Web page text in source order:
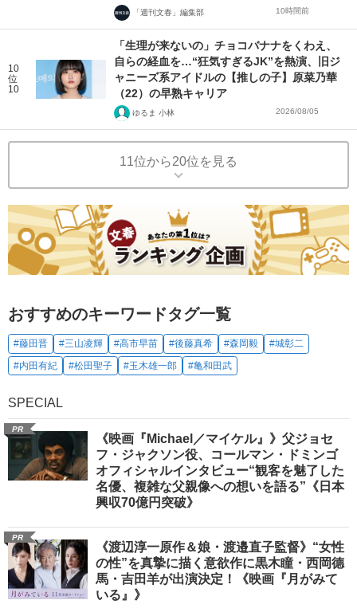
「週刊文春」編集部 10時間前
10
位
10
「生理が来ないの」チョコバナナをくわえ、
自らの経血を…“狂気すぎるJK”を熱演、旧ジ
ャニーズ系アイドルの【推しの子】原菜乃華
（22）の早熟キャリア
ゆるま 小林 2026/08/05
11位から20位を見る
おすすめのキーワードタグ一覧
#藤田晋 #三山凌輝 #高市早苗 #後藤真希 #森岡毅
#城彰二
#内田有紀
#松田聖子 #玉木雄一郎 #亀和田武
SPECIAL
PR
《映画『Michael／マイケル』》父ジョセ
フ・ジャクソン役、コールマン・ドミンゴ
オフィシャルインタビュー“観客を魅了した
名優、複雑な父親像への想いを語る”《日本
興収70億円突破》
PR
《渡辺淳一原作＆娘・渡邉直子監督》“女性
の性”を真摯に描く意欲作に黒木瞳・西岡德
馬・吉田羊が出演決定！《映画『月がみて
いる』》